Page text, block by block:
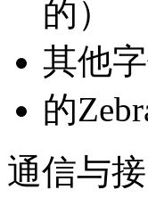
的）
其他
的
通信与